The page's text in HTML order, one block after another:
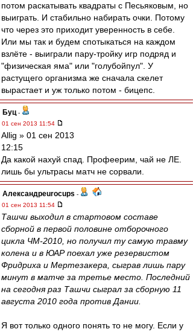
потом раскатывать квадраты с Песьяковым, но
выиграть. И стабильно набирать очки. Потому
что через это приходит уверенность в себе.
Или мы так и будем спотыкаться на каждом
взлёте - выиграли пару-тройку игр подряд и
"физическая яма" или "голубойпул". У
растущего организма же сначала скелет
вырастает и уж только потом - бицепс.
Буц -
01 сен 2013 11:54
Allig » 01 сен 2013
12:15
Да какой нахуй спад. Профеерим, чай не ЛЕ.
лишь бы ультрасы матч не сорвали.
Александрeurocups -
01 сен 2013 11:54
Ташчи выходил в стартовом составе
сборной в первой половине отборочного
цикла ЧМ-2010, но получил ту самую травму
колена и в ЮАР поехал уже резервистом
Фридриха и Мертезакера, сыграв лишь пару
минут в матче за третье место. Последний
на сегодня раз Ташчи сыграл за сборную 11
августа 2010 года против Дании.
Я вот только одного понять то не могу. Если у